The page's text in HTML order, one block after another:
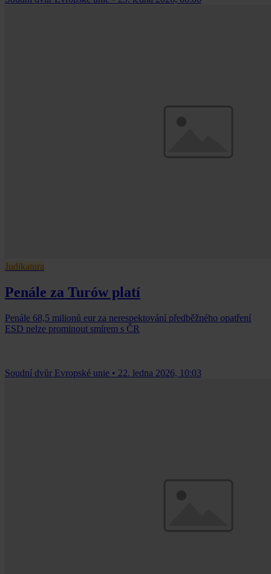
Judikatura
Penále za Turów platí
Penále 68,5 milionů eur za nerespektování předběžného opatření
ESD nelze prominout smírem s ČR
Soudní dvůr Evropské unie • 22. ledna 2026, 10:03